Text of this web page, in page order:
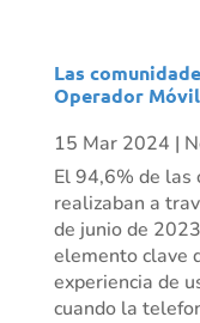
Las
Operador
15 Mar 2024 |
El 94,6% de las
realizaban a
de junio de
elemento clave
experiencia de
cuando la